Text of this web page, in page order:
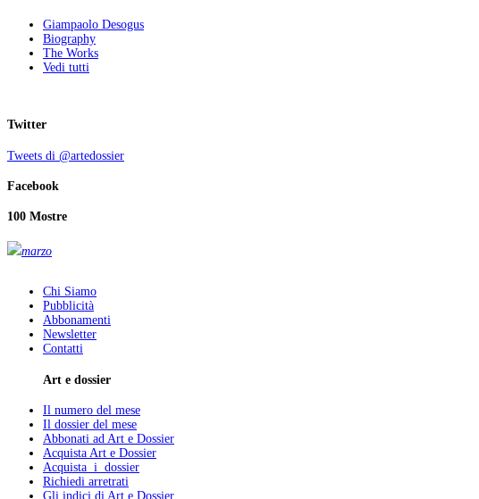
Giampaolo Desogus
Biography
The Works
Vedi tutti
Twitter
Tweets di @artedossier
Facebook
100 Mostre
marzo
Chi Siamo
Pubblicità
Abbonamenti
Newsletter
Contatti
Art e dossier
Il numero del mese
Il dossier del mese
Abbonati ad Art e Dossier
Acquista Art e Dossier
Acquista i dossier
Richiedi arretrati
Gli indici di Art e Dossier